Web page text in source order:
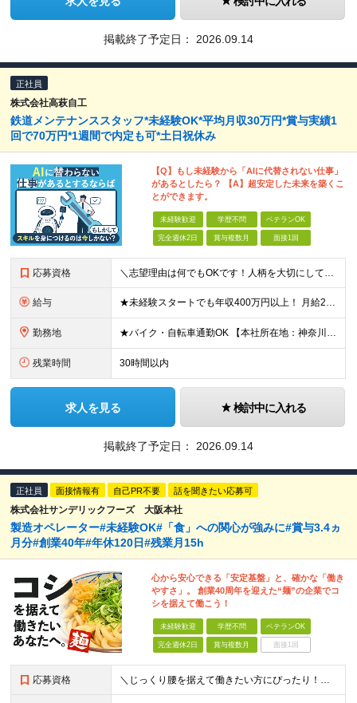
掲載終了予定日： 2026.09.14
正社員
株式会社高萩自工
鉄道メンテナンススタッフ*未経験OK*平均月収30万円*賞与実績1
回で70万円*1週間で内定も可*土日祝休み
【Q】もし未経験から「AIに代替されない仕事」
があるとしたら？ 【A】超安定した未来を築くこ
とができます。
未経験歓迎 学歴不問 ベテランOK
完全週休2日 賞与複数月 面接1回
応募資格 ＼志望理由は何でもOKです！人柄を大切にしています／ ■未経験歓迎 ■学歴不問 ■要普通自動車免許（AT限定不可） ★今回は2名以上の同時募集！同期とともに成長できる環境です
給与 ★未経験スタートでも年収400万円以上！ 月給27万円＋賞与年2回＋交通費＋各種手当 ※経験・能力を考慮の上、決定します ※1日あたり実働7.5時間を超え、8時間までの法定内残業手当0.5時間×20
勤務地 ★バイク・自転車通勤OK 【本社所在地：神奈川】 神奈川県川崎市川崎区日ノ出1-16-21 ※（変更の範囲）上記を除く当社関連勤務地 【出張も仕事の楽しみの1つ！？】 向上心のある社員は、メンテ
残業時間 30時間以内
求人を見る 検討中に入れる
掲載終了予定日： 2026.09.14
正社員 面接情報有 自己PR不要 話を聞きたい応募可
株式会社サンデリックフーズ 大阪本社
製造オペレーター#未経験OK#「食」への関心が強みに#賞与3.4ヵ
月分#創業40年#年休120日#残業月15h
心から安心できる「安定基盤」と、確かな「働き
やすさ」。 創業40周年を迎えた“麺”の企業でコ
シを据えて働こう！
未経験歓迎 学歴不問 ベテランOK
完全週休2日 賞与複数月 面接1回
応募資格 ＼じっくり腰を据えて働きたい方にぴったり！／ ◆未経験歓迎 ◆学歴不問 【こんな方にピッタリ！】 ◆地域に根ざした働き方がしたい方 ◆食に関わる仕事がしたい方 ◆コツコツと仕事に取り組みたい方 ◆